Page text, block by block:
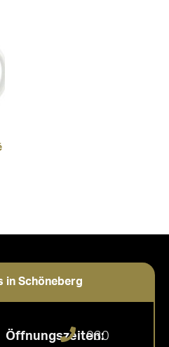
in Schöneberg
Öffnungszeiten:
030